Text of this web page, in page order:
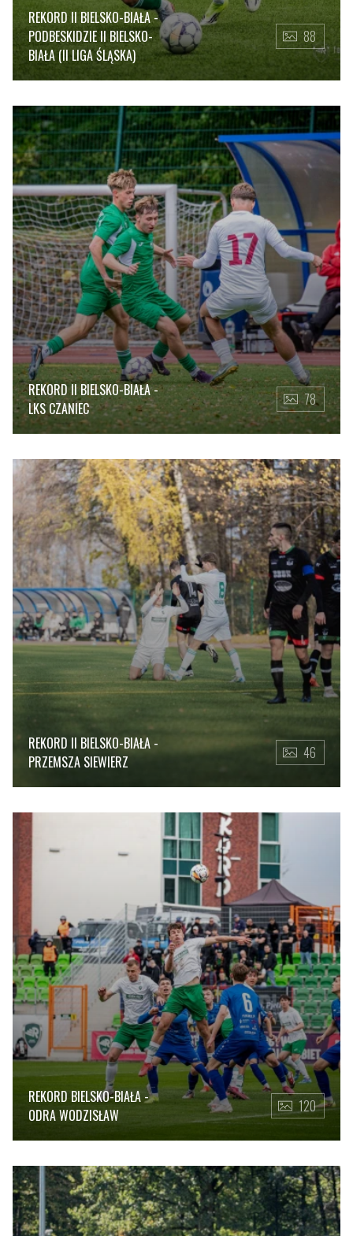
REKORD II BIELSKO-BIAŁA -
PODBESKIDZIE II BIELSKO-
BIAŁA (II LIGA ŚLĄSKA)
88
REKORD II BIELSKO-BIAŁA -
LKS CZANIEC
78
REKORD II BIELSKO-BIAŁA -
PRZEMSZA SIEWIERZ
46
REKORD BIELSKO-BIAŁA -
ODRA WODZISŁAW
120